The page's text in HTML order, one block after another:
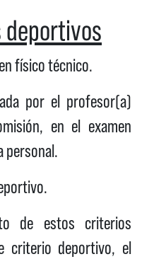
deportivos
físico técnico.
por el profesor(a)
en el examen
personal.
de estos criterios
criterio deportivo, el